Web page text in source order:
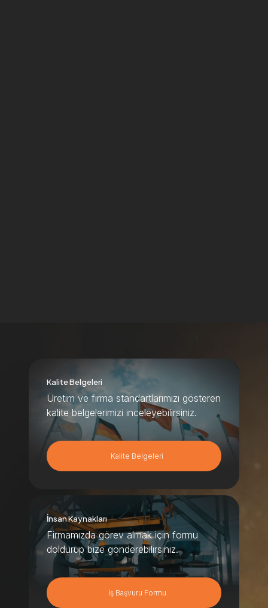
Kalite Belgeleri
Üretim ve firma standartlarımızı gösteren
kalite belgelerimizi inceleyebilirsiniz.
Kalite Belgeleri
İnsan Kaynakları
Firmamızda görev almak için formu
doldurup bize gönderebilirsiniz.
İş Başvuru Formu